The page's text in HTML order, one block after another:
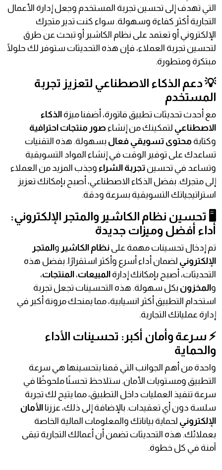
التي تهدف إلى تحسين تجربة المستخدم وجعل إدارة الأعمال
التجارية أكثر كفاءة وسهولة. سواء كنت تدير متجرك
الإلكتروني أو تعتمد على نظام الكاشير أو تبحث عن طرق
لتحسين تجربة العملاء، فإن هذه التحديثات ستوفر لك حلولًا
مبتكرة ومتطورة.
💡 دعم الذكاء الاصطناعي لتعزيز تجربة
المستخدم
مع أحدث تحديثات تطبيق فاتورة، أضفنا ميزة الذكاء
الاصطناعي لتمكينك من إنشاء صور منتجات احترافية
وكتابة محتوى تسويقي فعال بسهولة. هذه التقنيات
تساعدك على توفير الوقت في إنشاء المواد التسويقية
وتساعد في تحسين تجربة الشراء وجذب المزيد من العملاء
إلى متجرك. بفضل الذكاء الاصطناعي، أصبح بإمكانك تعزيز
استراتيجياتك التسويقية بسرعة ودقة.
🖥️ تحسين نظام الكاشير والمتجر الإلكتروني:
أداء أفضل وميزات جديدة
تم إدخال تحسينات مهمة على نظام الكاشير والمتجر
الإلكتروني لضمان أداء أسرع وأكثر استقرارًا. بفضل هذه
التحديثات، أصبح بإمكانك إدارة المبيعات، المنتجات،
والمخزون بكل سهولة. هذه التحسينات تجعل تجربة
استخدام التطبيق أكثر انسيابية، مما يمنحك مرونة أكبر في
إدارة عملياتك التجارية.
⚡ سرعة وأمان أكبر: تحسينات الأداء
والحماية
واحدة من أهم الجوانب التي قمنا بتحسينها هي سرعة
التطبيق ومستويات الأمان. ستلاحظ تحسنًا ملحوظًا في
سرعة تنفيذ العمليات داخل التطبيق، مما يتيح لك تجربة
سلسة دون أي تعقيدات. بالإضافة إلى ذلك، عززنا الأمان
الإلكتروني لحماية بياناتك والمعلومات المالية الخاصة
بعملائك. هذه التحديثات تضمن أن أعمالك التجارية تبقى
آمنة في كل خطوة.